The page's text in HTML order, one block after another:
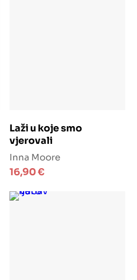
Laži u koje smo
vjerovali
Inna Moore
16,90€